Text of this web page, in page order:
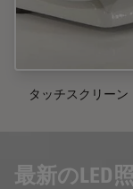
タッチスクリーン
最新のLED